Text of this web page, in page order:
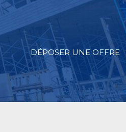
DÉPOSER UNE OFFRE